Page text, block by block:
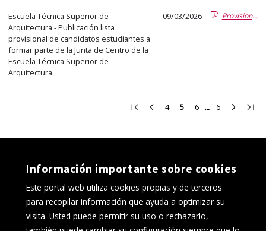
Escuela Técnica Superior de
Arquitectura - Publicación lista
provisional de candidatos estudiantes a
formar parte de la Junta de Centro de la
Escuela Técnica Superior de
Arquitectura
09/03/2026 Provisional-Lista de estudiantes a Junta de Escuela.pdf.pdf
Ir
primera
Ir
página
4Ir
página
5 6Ir
página
6Ir
página
Ir
página
Ir
Información importante sobre cookies
Este portal web utiliza cookies propias y de terceros
para recopilar información que ayuda a optimizar su
visita. Usted puede permitir su uso o rechazarlo,